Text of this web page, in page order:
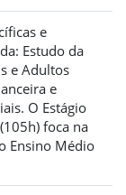
e
Estudo da
e Adultos
e
O Estágio
foca na
Ensino Médio